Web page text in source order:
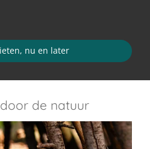
nu en later
de natuur